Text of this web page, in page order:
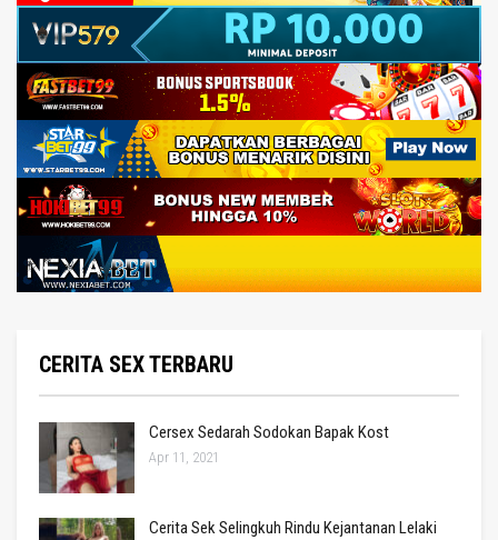
CERITA SEX TERBARU
Cersex Sedarah Sodokan Bapak Kost
Apr 11, 2021
Cerita Sek Selingkuh Rindu Kejantanan Lelaki